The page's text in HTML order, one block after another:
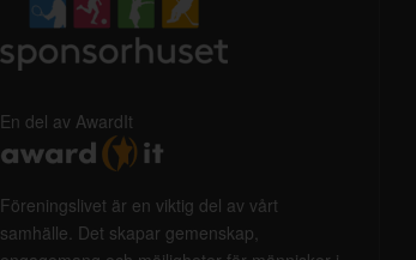
En del av AwardIt
Föreningslivet är en viktig del av vårt
samhälle. Det skapar gemenskap,